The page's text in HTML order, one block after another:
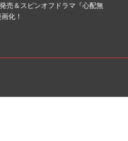
売＆スピンオフドラマ『心配無
化！